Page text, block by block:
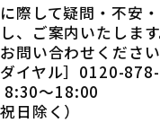
際して疑問・不安
、ご案内いたします
問い合わせください
ダイヤル］0120-
8:30～18:00
日除く）